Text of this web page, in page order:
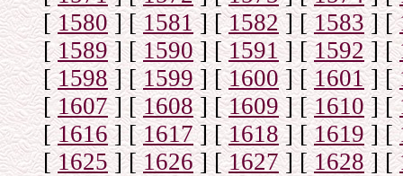
[1580] [1581] [1582] [1583] [
[1589] [1590] [1591] [1592] [
[1598] [1599] [1600] [1601] [
[1607] [1608] [1609] [1610] [
[1616] [1617] [1618] [1619] [
[1625] [1626] [1627] [1628] [